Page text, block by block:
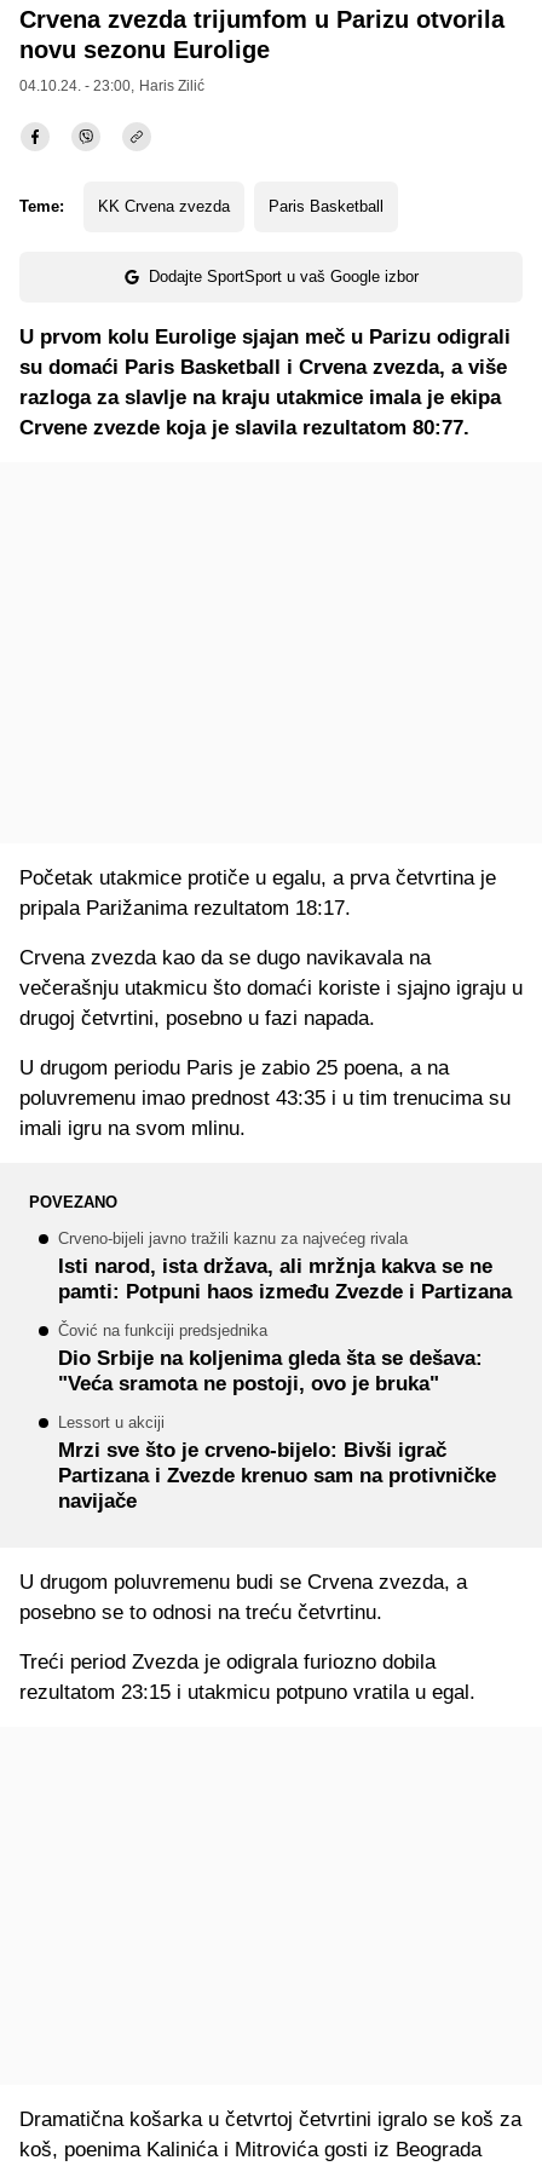
Crvena zvezda trijumfom u Parizu otvorila
novu sezonu Eurolige
04.10.24. - 23:00, Haris Zilić
Teme: KK Crvena zvezda Paris Basketball
Dodajte SportSport u vaš Google izbor
U prvom kolu Eurolige sjajan meč u Parizu odigrali
su domaći Paris Basketball i Crvena zvezda, a više
razloga za slavlje na kraju utakmice imala je ekipa
Crvene zvezde koja je slavila rezultatom 80:77.
Početak utakmice protiče u egalu, a prva četvrtina je
pripala Parižanima rezultatom 18:17.
Crvena zvezda kao da se dugo navikavala na
večerašnju utakmicu što domaći koriste i sjajno igraju u
drugoj četvrtini, posebno u fazi napada.
U drugom periodu Paris je zabio 25 poena, a na
poluvremenu imao prednost 43:35 i u tim trenucima su
imali igru na svom mlinu.
POVEZANO
Crveno-bijeli javno tražili kaznu za najvećeg rivala
Isti narod, ista država, ali mržnja kakva se ne
pamti: Potpuni haos između Zvezde i Partizana
Čović na funkciji predsjednika
Dio Srbije na koljenima gleda šta se dešava:
"Veća sramota ne postoji, ovo je bruka"
Lessort u akciji
Mrzi sve što je crveno-bijelo: Bivši igrač
Partizana i Zvezde krenuo sam na protivničke
navijače
U drugom poluvremenu budi se Crvena zvezda, a
posebno se to odnosi na treću četvrtinu.
Treći period Zvezda je odigrala furiozno dobila
rezultatom 23:15 i utakmicu potpuno vratila u egal.
Dramatična košarka u četvrtoj četvrtini igralo se koš za
koš, poenima Kalinića i Mitrovića gosti iz Beograda